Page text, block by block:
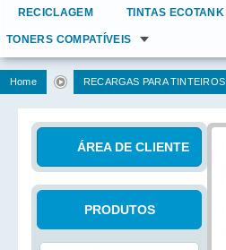
RECICLAGEM TINTAS ECOTANK
TONERS COMPATÍVEIS
Home RECARGAS PARA TINTEIROS
ÁREA DE CLIENTE
PRODUTOS